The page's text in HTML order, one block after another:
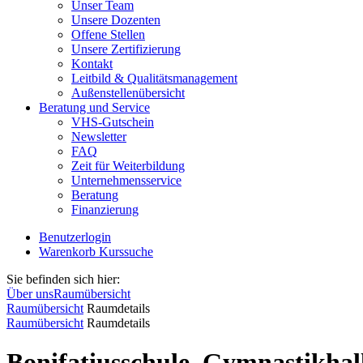
Unser Team
Unsere Dozenten
Offene Stellen
Unsere Zertifizierung
Kontakt
Leitbild & Qualitätsmanagement
Außenstellenübersicht
Beratung und Service
VHS-Gutschein
Newsletter
FAQ
Zeit für Weiterbildung
Unternehmensservice
Beratung
Finanzierung
Benutzerlogin
Warenkorb Kurssuche
Sie befinden sich hier:
Über unsRaumübersicht
Raumübersicht Raumdetails
Raumübersicht Raumdetails